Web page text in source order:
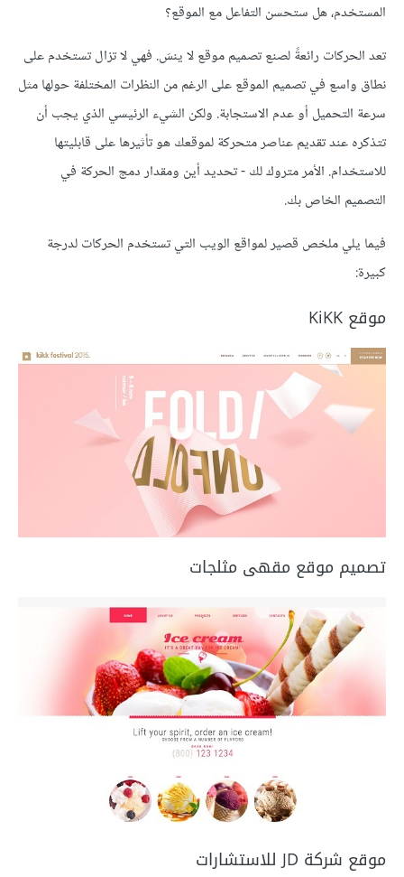
المستخدم، هل ستحسن التفاعل مع الموقع؟
تعد الحركات رائعةً لصنع تصميم موقع لا ينسَ. فهي لا تزال تستخدم على
نطاق واسع في تصميم الموقع على الرغم من النظرات المختلفة حولها مثل
سرعة التحميل أو عدم الاستجابة. ولكن الشيء الرئيسي الذي يجب أن
تتذكره عند تقديم عناصر متحركة لموقعك هو تأثيرها على قابليتها
للاستخدام. الأمر متروك لك - تحديد أين ومقدار دمج الحركة في
التصميم الخاص بك.
فيما يلي ملخص قصير لمواقع الويب التي تستخدم الحركات لدرجة
كبيرة:
موقع KiKK
تصميم موقع مقهى مثلجات
موقع شركة JD للاستشارات